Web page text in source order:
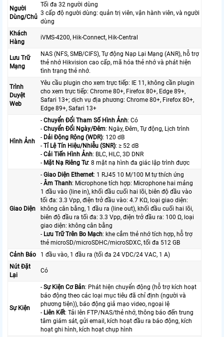
Người
Dùng/Chủ
Tối đa 32 người dùng
3 cấp độ người dùng: quản trị viên, vận hành viên, và người
dùng
Khách
Hàng
iVMS-4200, Hik-Connect, Hik-Central
Lưu Trữ
Mạng
NAS (NFS, SMB/CIFS), Tự động Nạp Lại Mạng (ANR), hỗ trợ
thẻ nhớ Hikvision cao cấp, mã hóa thẻ nhớ và phát hiện
tình trạng thẻ nhớ.
Trình
Duyệt
Web
Yêu cầu plugin cho xem trực tiếp: IE 11, không cần plugin
cho xem trực tiếp: Chrome 80+, Firefox 80+, Edge 89+,
Safari 13+; dịch vụ địa phương: Chrome 80+, Firefox 80+,
Edge 89+, Safari 13+
Hình Ảnh
- Chuyển Đổi Tham Số Hình Ảnh: Có
- Chuyển Đổi Ngày/Đêm: Ngày, Đêm, Tự động, Lịch trình
- Dải Động Rộng (WDR): 120 dB
- Tỉ Lệ Tín Hiệu/Nhiễu (SNR): ≥ 52 dB
- Cải Tiến Hình Ảnh: BLC, HLC, 3D DNR
- Mặt Nạ Riêng Tư: 8 mặt nạ hình đa giác lập trình được
Giao Diện
- Giao Diện Ethernet: 1 RJ45 10 M/100 M tự thích ứng
- Âm Thanh: Microphone tích hợp: Microphone hai mảng
1 đầu vào (line in), khối đầu cuối hai lõi, biên độ đầu vào
tối đa: 3.3 Vpp, điện trở đầu vào: 4.7 KΩ, loại giao diện:
không cân bằng, 1 đầu ra (line out), khối đầu cuối hai lõi,
biên độ đầu ra tối đa: 3.3 Vpp, điện trở đầu ra: 100 Ω, loại
giao diện: không cân bằng
- Lưu Trữ Trên Bo Mạch: khe cắm thẻ nhớ tích hợp, hỗ trợ
thẻ microSD/microSDHC/microSDXC, tối đa 512 GB
Cảnh Báo
1 đầu vào, 1 đầu ra (tối đa 24 VDC/24 VAC, 1 A)
Nút Đặt
Lại
Có
Sự Kiện
- Sự Kiện Cơ Bản: Phát hiện chuyển động (hỗ trợ kích hoạt
báo động theo các loại mục tiêu đã chỉ định (người và
phương tiện)), báo động giả mạo video, ngoại lệ
- Liên Kết: Tải lên FTP/NAS/thẻ nhớ, thông báo đến trung
tâm giám sát, gửi email, kích hoạt đầu ra báo động, kích
hoạt ghi hình, kích hoạt chụp hình